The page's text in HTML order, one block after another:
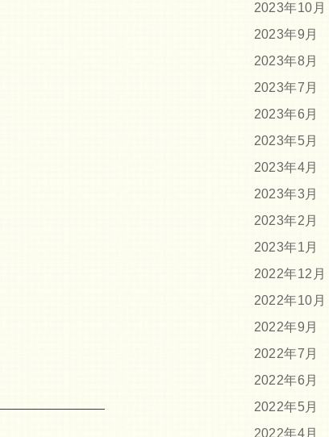
2023年10月
2023年9月
2023年8月
2023年7月
2023年6月
2023年5月
2023年4月
2023年3月
2023年2月
2023年1月
2022年12月
2022年10月
2022年9月
2022年7月
2022年6月
2022年5月
2022年4月